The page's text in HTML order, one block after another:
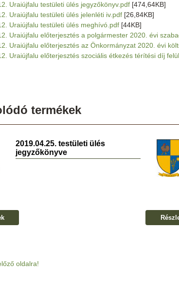
Uraiújfalu testületi ülés jegyzőkönyv.pdf [474,64KB]
Uraiújfalu testületi ülés jelenléti iv.pdf [26,84KB]
Uraiújfalu testületi ülés meghívó.pdf [44KB]
Uraiújfalu előterjesztés a polgármester 2020. évi
Uraiújfalu előterjesztés az Önkormányzat 2020. évi
Uraiújfalu előterjesztés szociális étkezés térítési díj
termékek
2019.04.25. testületi ülés
jegyzőkönyve
oldalra!